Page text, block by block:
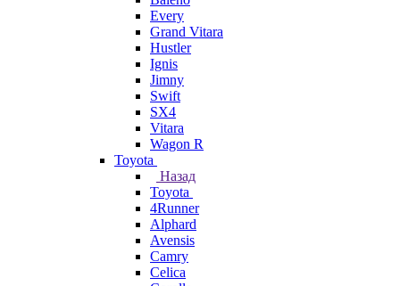
Every
Grand Vitara
Hustler
Ignis
Jimny
Swift
SX4
Vitara
Wagon R
Toyota
Назад
Toyota
4Runner
Alphard
Avensis
Camry
Celica